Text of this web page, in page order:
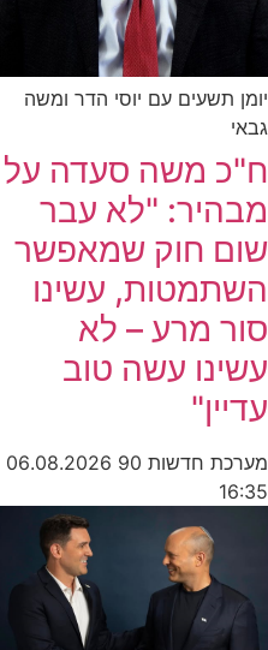
יומן תשעים עם יוסי הדר ומשה
גבאי
ח"כ משה סעדה על
מבהיר: "לא עבר
שום חוק שמאפשר
השתמטות, עשינו
סור מרע – לא
עשינו עשה טוב
עדיין"
מערכת חדשות 90
06.08.2026
16:35